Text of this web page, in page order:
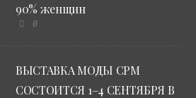
90% женщин
0
ВЫСТАВКА МОДЫ CPM
СОСТОИТСЯ 1–4 СЕНТЯБРЯ В